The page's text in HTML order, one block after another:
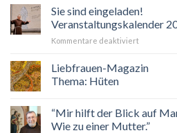
Sie sind eingeladen!
Veranstaltungskalender
Kommentare deaktiviertfür
sind
Liebfrauen-Magazin
Thema: Hüten
“Mir hilft der Blick auf
Wie zu einer Mutter.”